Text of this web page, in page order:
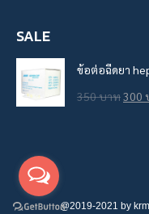
SALE
ข้อต่อฉีดยา
350บาท300
@2019-2021 by